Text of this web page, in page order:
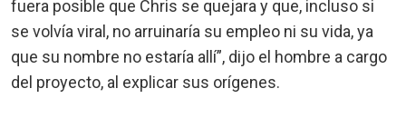
fuera posible que Chris se quejara y que, incluso si
se volvía viral, no arruinaría su empleo ni su vida, ya
que su nombre no estaría allí”, dijo el hombre a cargo
del proyecto, al explicar sus orígenes.